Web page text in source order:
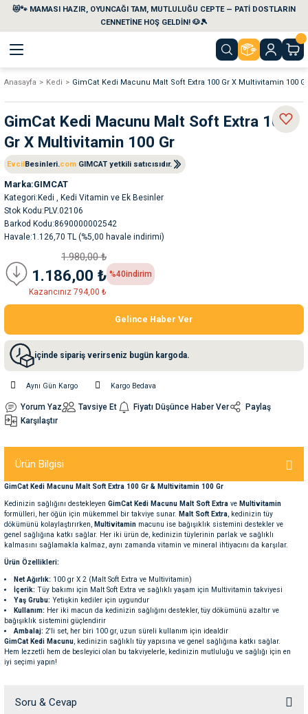
😻🐾 MAMASI HAZIR, OYUNCAĞI TAM, MUTLULUĞU CEPTE — PATİ DOSTLARIN
CENNETİNE HOŞ GELDİN! 🐶🎾
Geri Dön
Temizlik
Ek Besinler
Kapları
Geri Dön
Temizlik Ürünleri
Su Kabları
Kemikleri
Seyahat Ürünleri
Ek Besinleri
Geri Dön
Geri Dön
Geri Dön
Geri Dön
Anasayfa Kedi GimCat Kedi Macunu Malt Soft Extra 100 Gr X Multivitamin 100 Gr
GimCat Kedi Macunu Malt Soft Extra 100
Gr X Multivitamin 100 Gr
EvcilBesinleri.com GIMCAT yetkili satıcısıdır.
Marka GIMCAT
Kategori Kedi , Kedi Vitamin ve Ek Besinler
Stok Kodu PLV.02106
Barkod Kodu 8690000002542
Havale 1.126,70 TL (%5,00 havale indirimi)
1.980,00 ₺
1.186,00 ₺
Kazancınız 794,00 ₺
%40indirim
Gelince Haber Ver
içinde sipariş verirseniz bugün kargoda.
Aynı Gün Kargo Kargo Bedava
Yorum Yaz Tavsiye Et Fiyatı Düşünce Haber Ver
Paylaş
Karşılaştır
Ürün Bilgisi
GimCat Kedi Macunu Malt Soft Extra 100 Gr & Multivitamin 100 Gr
Kedinizin sağlığını destekleyen GimCat Kedi Macunu Malt Soft Extra ve Multivitamin
formülleri, her öğün için mükemmel bir takviye sunar.
Malt Soft Extra , kedinizin tüy
dökümünü kolaylaştırırken,
Multivitamin macunu ise bağışıklık sistemini destekler ve
genel sağlığına katkı sağlar. Her iki ürün de, kedinizin tüylerinin parlak ve sağlıklı
kalmasını sağlamakla kalmaz, aynı zamanda vitamin ve mineral ihtiyacını da karşılar.
Ürün Özellikleri:
Net Ağırlık: 100 gr X 2 (Malt Soft Extra ve Multivitamin)
İçerik: Tüy bakımı için Malt Soft Extra ve sağlıklı yaşam için Multivitamin takviyesi
Yaş Grubu: Yetişkin kediler için uygundur
Kullanım: Her iki macun da kedinizin sağlığını destekler, tüy dökümünü azaltır ve
bağışıklık sistemini güçlendirir
Ambalaj: 2'li set, her biri 100 gr, uzun süreli kullanım için idealdir
GimCat Kedi Macunu , kedinizin sağlıklı tüy yapısına ve genel sağlığına katkı sağlar.
Hem lezzetli hem de besleyici olan bu takviyelerle, kedinizin mutluluğu ve sağlığı için en
iyi seçimi yapın!
Soru & Cevap